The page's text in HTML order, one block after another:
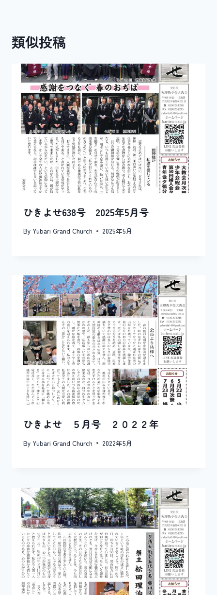
ゲ
ー
シ
ョ
ン
類似投稿
ひきよせ638号 2025年5月号
By Yubari Grand Church 2025年5月
ひきよせ ５月号 ２０２２年
By Yubari Grand Church 2022年5月